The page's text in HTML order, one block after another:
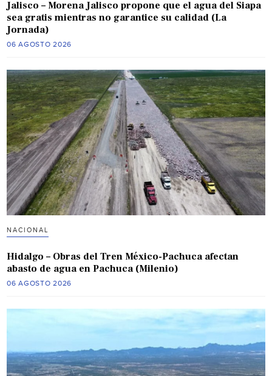
Jalisco – Morena Jalisco propone que el agua del Siapa
sea gratis mientras no garantice su calidad (La
Jornada)
06 AGOSTO 2026
NACIONAL
Hidalgo – Obras del Tren México-Pachuca afectan
abasto de agua en Pachuca (Milenio)
06 AGOSTO 2026